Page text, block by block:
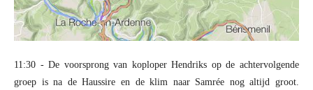
11:30 - De voorsprong van koploper Hendriks op de achtervolgende
groep is na de Haussire en de klim naar Samrée nog altijd groot.